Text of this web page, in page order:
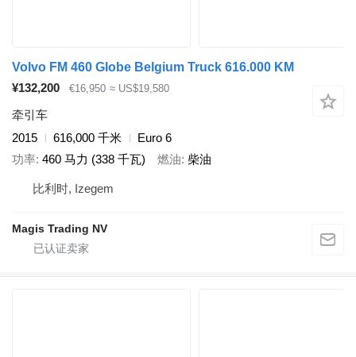
Volvo FM 460 Globe Belgium Truck 616.000 KM
¥132,200
€16,950 ≈ US$19,580
牵引车
2015
616,000 千米
Euro 6
功率 460 马力 (338 千瓦) 燃油 柴油
比利时, Izegem
Magis Trading NV